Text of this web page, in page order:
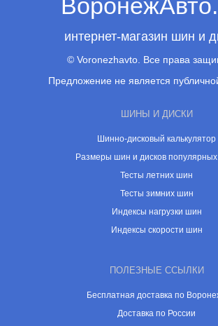
интернет-магазин шин и
© Voronezhavto. Все права
Предложение не является
ШИНЫ И ДИСКИ
Шинно-дисковый калькулятор
Размеры шин и дисков популярных
Тесты летних шин
Тесты зимних шин
Индексы нагрузки шин
Индексы скорости шин
ПОЛЕЗНЫЕ ССЫЛКИ
Бесплатная доставка по
Доставка по России